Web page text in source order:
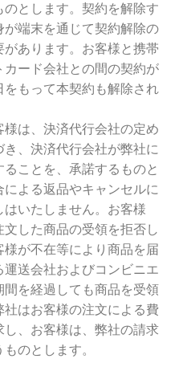
とします。契約を解除す
が端末を通じて契約解除の
あります。お客様と携帯
ード会社との間の契約が
もって本契約も解除され
は、決済代行会社の定め
、決済代行会社が弊社に
ことを、承諾するものと
よる返品やキャンセルに
いたしません。お客様
した商品の受領を拒否し
が不在等により商品を届
送会社およびコンビニエ
間を経過しても商品を受領
社はお客様の注文による費
し、お客様は、弊社の請求
のとします。